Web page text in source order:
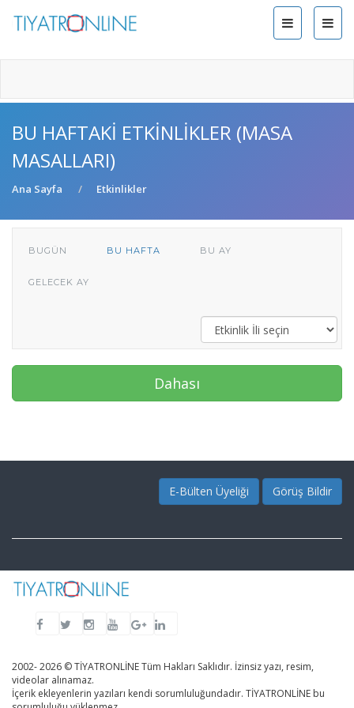
BU HAFTAKI ETKINLIKLER (MASA
MASALLARI)
Ana Sayfa Etkinlikler
BUGÜN BU HAFTA BU AY
GELECEK AY
Dahası
E-Bülten Üyeliği Görüş Bildir
2002- 2026 © TİYATRONLİNE Tüm Hakları Saklıdır. İzinsiz yazı, resim,
videolar alınamaz.
İçerik ekleyenlerin yazıları kendi sorumluluğundadır. TİYATRONLİNE bu